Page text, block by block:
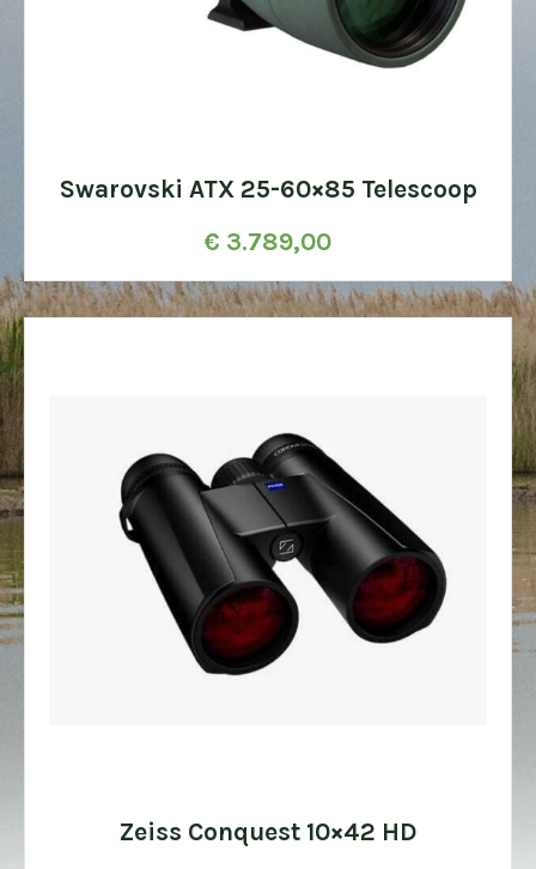
Swarovski ATX 25-60×85 Telescoop
€ 3.789,00
Zeiss Conquest 10×42 HD